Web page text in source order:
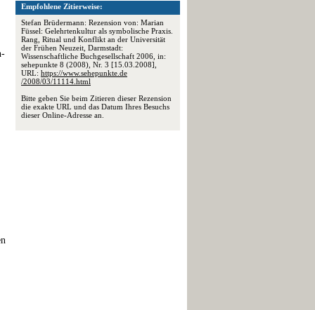
Empfohlene Zitierweise:
Stefan Brüdermann: Rezension von: Marian
Füssel: Gelehrtenkultur als symbolische Praxis.
Rang, Ritual und Konflikt an der Universität
der Frühen Neuzeit, Darmstadt:
Wissenschaftliche Buchgesellschaft 2006, in:
sehepunkte 8 (2008), Nr. 3 [15.03.2008],
URL: https://www.sehepunkte.de
/2008/03/11114.html
Bitte geben Sie beim Zitieren dieser Rezension
die exakte URL und das Datum Ihres Besuchs
dieser Online-Adresse an.